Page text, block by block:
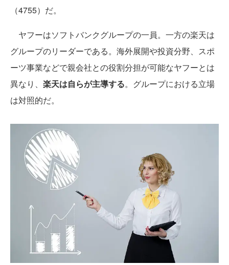
（4755）だ。
ヤフーはソフトバンクグループの一員。一方の楽天は
グループのリーダーである。海外展開や投資分野、スポ
ーツ事業などで親会社との役割分担が可能なヤフーとは
異なり、 楽天は自らが主導する。グループにおける立場
は対照的だ。